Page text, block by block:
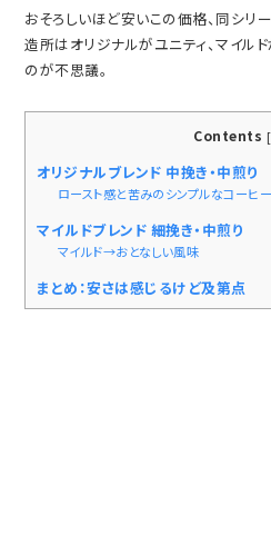
おそろしいほど安いこの価格、同シリ
造所はオリジナルがユニティ、マイル
のが不思議。
Contents [
オリジナルブレンド 中挽き・中煎り
ロースト感と苦みのシンプルなコーヒー
マイルドブレンド 細挽き・中煎り
マイルド→おとなしい風味
まとめ：安さは感じるけど及第点